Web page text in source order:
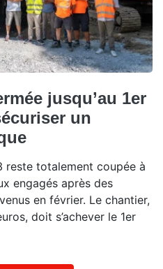
jusqu’au 1er
un
reste totalement coupée à
engagés après des
en février. Le chantier,
doit s’achever le 1er